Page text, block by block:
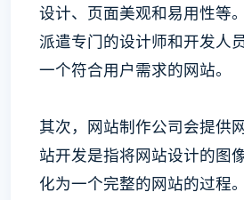
设计、页面美观和易用性等
派遣专门的设计师和开发人
一个符合用户需求的网站。
其次，网站制作公司会提供
站开发是指将网站设计的图
化为一个完整的网站的过程